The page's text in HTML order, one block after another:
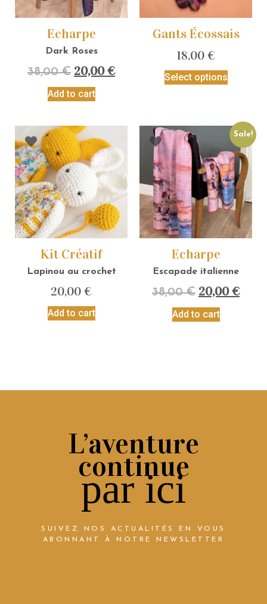
Echarpe
Dark Roses
38,00€ 20,00€
Add to cart
Gants Écossais
18,00 €
Select options
Kit Créatif
Lapinou au crochet
20,00 €
Add to cart
Sale!
Echarpe
Escapade italienne
38,00€ 20,00€
Add to cart
L’aventure
continue
par ici
SUIVEZ NOS ACTUALITÉS EN VOUS
ABONNANT À NOTRE NEWSLETTER